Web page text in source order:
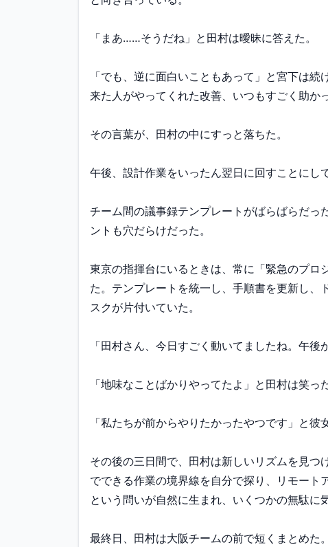
「まあ……そうだね」と田村は曖昧に答えた。
「でも、逆に面白いこともあって」と宮下は
来た人がやってくれた改善、いつもすごく助か
その言葉が、田村の中にすっと落ちた。
午後、設計作業をいったん翌日に回すことにし
チーム間の議事録テンプレートがばらばらだっ
ントも穴だらけだった。
東京の指揮台にいるときは、常に「緊急のプ
た。テンプレートを統一し、手順書を更新し
スクが片付いていた。
「田村さん、今日すごく動いてましたね。午
「地味なことばかりやってたよ」と田村は笑った
「私たちが前からやりたかったやつです」と
その後の三日間で、田村は新しいリズムを見
でできる作業の境界線を自分で探り、リモート
という問いが自然に生まれ、いくつかの無駄に
最終日、田村は大阪チームの前で短くまとめた。